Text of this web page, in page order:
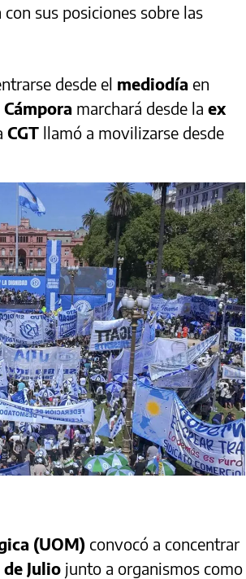
sus posiciones sobre las
desde el mediodía en
Cámpora marchará desde la ex
CGT llamó a movilizarse desde
(UOM) convocó a concentrar
Julio junto a organismos como